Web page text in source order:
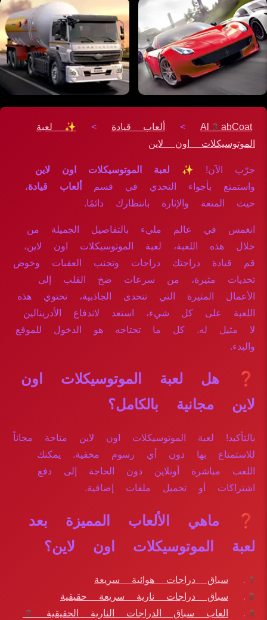
Al3abCoat
> ألعاب قيادة >
✨ لعبة
الموتوسيكلات اون لاين
جرّب الآن! ✨ لعبة الموتوسيكلات اون لاين
واستمتع بأجواء التحدي في قسم
ألعاب قيادة،
حيث المتعة والإثارة بانتظارك دائمًا.
انغمس في عالم مليء بالتفاصيل الجميلة من
خلال هذه اللعبة، لعبة الموتوسيكلات اون لاين،
قم قيادة دراجتك دراجات وتجنب العقبات وخوض
تحديات مثيرة، من سرعات ضخ القلب إلى
الأعمال المثيرة التي تتحدى الجاذبية، تحتوي هذه
اللعبة على كل شيء، استعد لاندفاع الأدرينالين
لا مثيل له. كل ما تحتاجه هو الدخول للموقع
والبدء.
❓ هل لعبة الموتوسيكلات اون
لاين مجانية بالكامل؟
بالتأكيد! لعبة الموتوسيكلات اون لاين متاحة مجاناً
للاستمتاع بها دون أي رسوم مخفية. يمكنك
اللعب مباشرة أونلاين دون الحاجة إلى دفع
اشتراكات أو تحميل ملفات إضافية.
❓ ماهي الألعاب المميزة بعد
لعبة الموتوسيكلات اون لاين؟
سباق دراجات هوائية سريعة
سباق دراجات نارية سريعة حقيقية
العاب سباق الدراجات النارية الحقيقية 2